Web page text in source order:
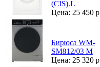
(CIS).L
Цена: 25 450 р
Бирюса WM-
SM812/03 M
Цена: 25 320 р